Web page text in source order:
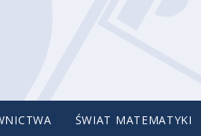
ŚWIAT MATEMATYKI